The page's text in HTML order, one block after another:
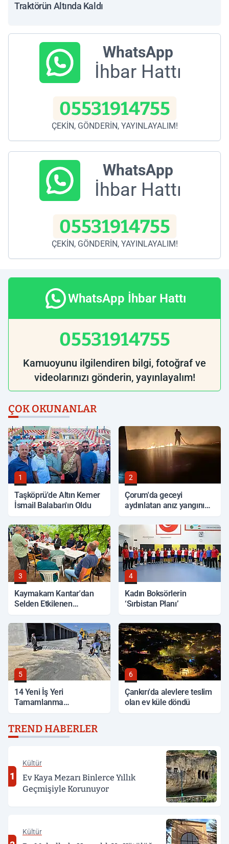
Traktörün Altında Kaldı
WhatsApp
İhbar Hattı
05531914755
ÇEKİN, GÖNDERİN, YAYINLAYALIM!
WhatsApp
İhbar Hattı
05531914755
ÇEKİN, GÖNDERİN, YAYINLAYALIM!
WhatsApp İhbar Hattı
05531914755
Kamuoyunu ilgilendiren bilgi, fotoğraf ve
videolarınızı gönderin, yayınlayalım!
ÇOK OKUNANLAR
1
Taşköprü'de Altın Kemer
İsmail Balaban'ın Oldu
2
Çorum'da geceyi
aydınlatan anız yangını
3
Kaymakam Kantar'dan
Selden Etkilenen
4
Kadın Boksörlerin
‘Sırbistan Planı’
5
14 Yeni İş Yeri
Tamamlanma
6
Çankırı'da alevlere teslim
olan ev küle döndü
TREND HABERLER
1
Kültür
Ev Kaya Mezarı Binlerce Yıllık
Geçmişiyle Korunuyor
Kültür